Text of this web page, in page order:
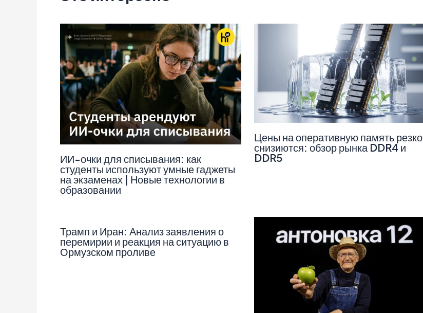
ИИ-очки для списывания: как
студенты используют умные гаджеты
на экзаменах | Новые технологии в
образовании
Цены на оперативную память резко
снизиются: обзор рынка DDR4 и
DDR5
Трамп и Иран: Анализ заявления о
перемирии и реакция на ситуацию в
Ормузском проливе